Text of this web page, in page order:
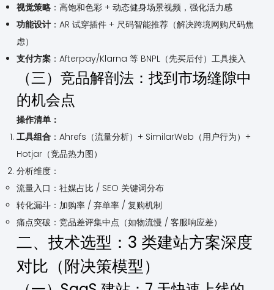
视觉策略：高饱和色彩 + 动态健身场景视频，强化活力感
功能设计：AR 试穿插件 + 尺码智能推荐（解决跨境网购尺码焦
虑）
支付方案：Afterpay/Klarna 等 BNPL（先买后付）工具接入
（三）竞品解剖法：找到市场缝隙中
的机会点
操作清单：
工具组合：Ahrefs（流量分析）+ SimilarWeb（用户行为）+
Hotjar（竞品热力图）
分析维度：
流量入口：社媒占比 / SEO 关键词分布
转化漏斗：加购率 / 弃单率 / 复购机制
痛点突破：竞品差评集中点（如物流慢 / 客服响应差）
二、技术选型：3 类建站方案深度
对比（附决策模型）